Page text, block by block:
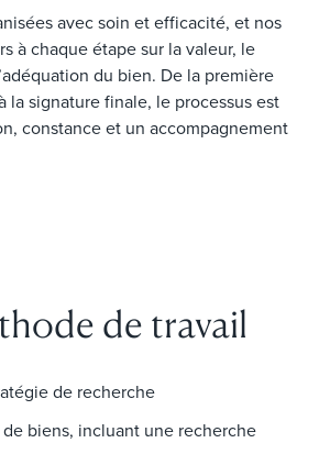
avec soin et efficacité, et nos
à chaque étape sur la valeur, le
du bien. De la première
la signature finale, le processus est
constance et un accompagnement
de travail
de recherche
biens, incluant une recherche